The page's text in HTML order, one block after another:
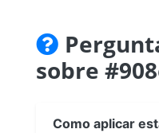
sobre
Como aplicar